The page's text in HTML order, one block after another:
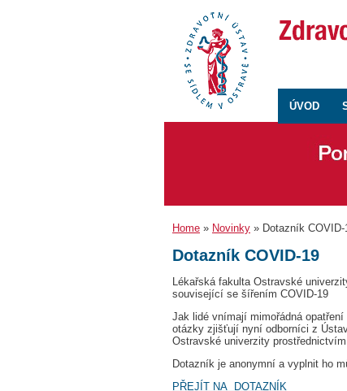
ÚVOD
Home » Novinky » Dotazník COVID-
Dotazník COVID-19
Lékařská fakulta Ostravské
související se šířením COVID-19
Jak lidé vnímají mimořádná
otázky zjišťují nyní odborníci z
Ostravské univerzity
Dotazník je anonymní a vyplnit ho
PŘEJÍT NA DOTAZNÍK